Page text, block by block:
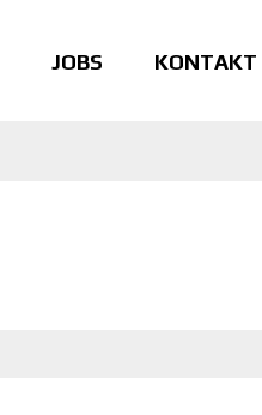
JOBS KONTAKT